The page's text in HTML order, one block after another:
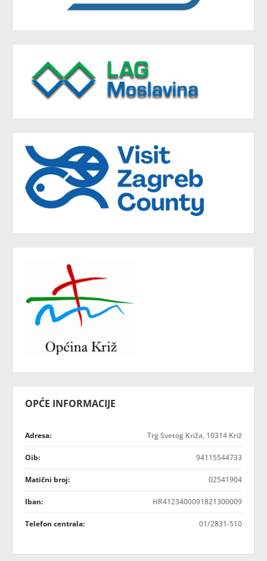
OPĆE INFORMACIJE
Adresa: Trg Svetog Križa, 10314 Križ
Oib: 94115544733
Matični broj: 02541904
Iban: HR4123400091821300009
Telefon centrala: 01/2831-510